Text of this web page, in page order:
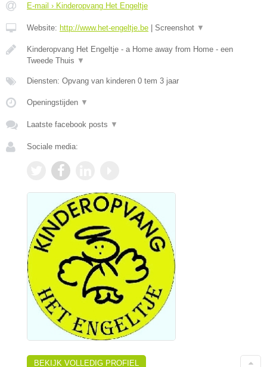
E-mail › Kinderopvang Het Engeltje
Website: http://www.het-engeltje.be Screenshot ▼
Kinderopvang Het Engeltje - a Home away from Home - een
Tweede Thuis ▼
Diensten: Opvang van kinderen 0 tem 3 jaar
Openingstijden ▼
Laatste facebook posts ▼
Sociale media:
BEKIJK VOLLEDIG PROFIEL